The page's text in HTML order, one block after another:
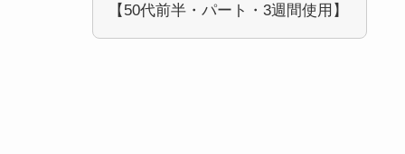
【50代前半・パート・3週間使用】